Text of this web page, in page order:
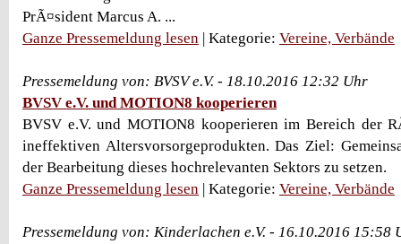
PrÃ¤sident Marcus A. ...
Ganze Pressemeldung lesen | Kategorie: Vereine, Verbände
Pressemeldung von: BVSV e.V. - 18.10.2016 12:32 Uhr
BVSV e.V. und MOTION8 kooperieren
BVSV e.V. und MOTION8 kooperieren im Bereich der
ineffektiven Altersvorsorgeprodukten. Das Ziel:
der Bearbeitung dieses hochrelevanten Sektors zu setzen.
Ganze Pressemeldung lesen | Kategorie: Vereine, Verbände
Pressemeldung von: Kinderlachen e.V. - 16.10.2016 15:58